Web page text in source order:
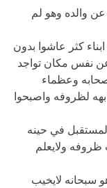
والده وهو لم
كثر عاشوا بدون
نفس مكان تواجد
وعظماء
لظروفه واصبحوا
في حينه
ولايعلم
سبحانه لايخيب